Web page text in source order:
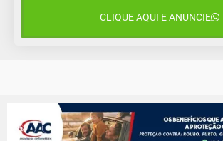
CLIQUE AQUI E ANUNCIE